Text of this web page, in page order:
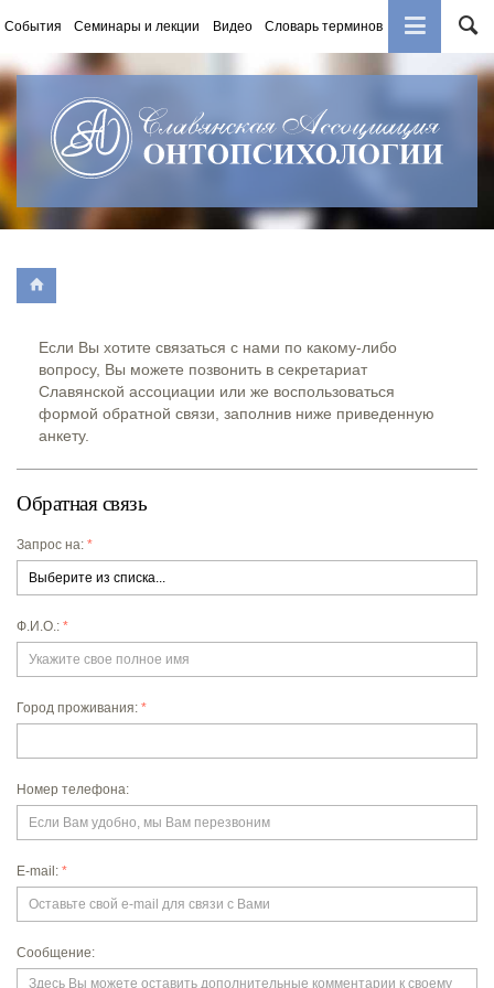
События Семинары и лекции Видео Словарь терминов Книги
Если Вы хотите связаться с нами по какому-либо
вопросу, Вы можете позвонить в секретариат
Славянской ассоциации или же воспользоваться
формой обратной связи, заполнив ниже приведенную
анкету.
Обратная связь
Запрос на *
Ф.И.О. *
Город проживания *
Номер телефона
E-mail *
Сообщение